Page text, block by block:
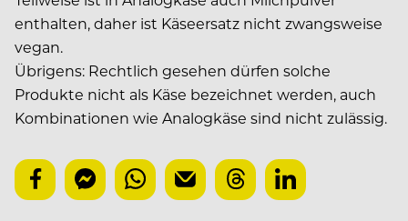
enthalten, daher ist Käseersatz nicht zwangsweise
vegan.
Übrigens: Rechtlich gesehen dürfen solche
Produkte nicht als Käse bezeichnet werden, auch
Kombinationen wie Analogkäse sind nicht zulässig.